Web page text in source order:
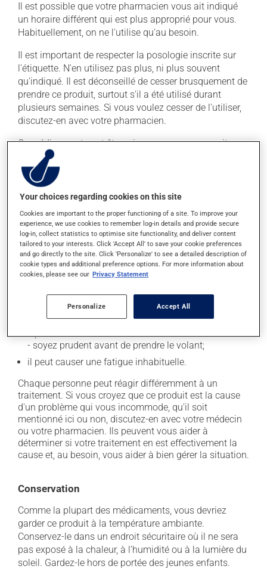
Il est possible que votre pharmacien vous ait indiqué
un horaire différent qui est plus approprié pour vous.
Habituellement, on ne l'utilise qu'au besoin.
Il est important de respecter la posologie inscrite sur
l'étiquette. N'en utilisez pas plus, ni plus souvent
qu'indiqué. Il est déconseillé de cesser brusquement de
prendre ce produit, surtout s'il a été utilisé durant
plusieurs semaines. Si vous voulez cesser de l'utiliser,
discutez-en avec votre pharmacien.
Ce médicament peut être pris avec ou sans nourriture,
sans égard aux repas ou aux collations. La prise
d'alcool peut augmenter l'effet du médicament. Limitez
la consommation d'alcool à une prise occasionnelle de
petites quantités.
Effets indésirables
En plus de ses effets recherchés, ce produit peut à
l'occasion entraîner certains effets indésirables (effets
secondaires), notamment :
il peut causer des maux de tête;
il peut causer des étourdissements ou vous endormir
- soyez prudent avant de prendre le volant;
il peut causer une fatigue inhabituelle.
Chaque personne peut réagir différemment à un
traitement. Si vous croyez que ce produit est la cause
d'un problème qui vous incommode, qu'il soit
mentionné ici ou non, discutez-en avec votre médecin
ou votre pharmacien. Ils peuvent vous aider à
déterminer si votre traitement en est effectivement la
cause et, au besoin, vous aider à bien gérer la situation.
Conservation
Comme la plupart des médicaments, vous devriez
garder ce produit à la température ambiante.
Conservez-le dans un endroit sécuritaire où il ne sera
pas exposé à la chaleur, à l'humidité ou à la lumière du
soleil. Gardez-le hors de portée des jeunes enfants.
Your choices regarding cookies on this site
Cookies are important to the proper functioning of a site. To improve your
experience, we use cookies to remember log-in details and provide secure
log-in, collect statistics to optimise site functionality, and deliver content
tailored to your interests. Click 'Accept All' to save your cookie preferences
and go directly to the site. Click 'Personalize' to see a detailed description of
cookie types and additional preference options. For more information about
cookies, please see our Privacy Statement
Personalize Accept All